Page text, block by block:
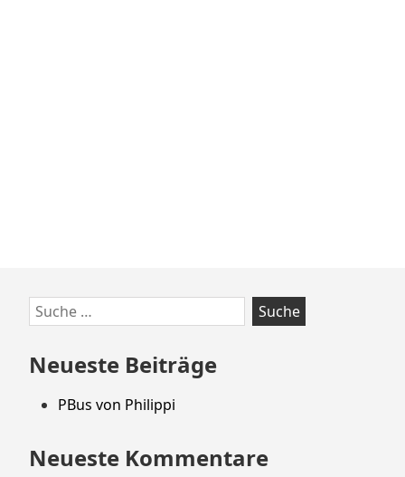
Zum
Footer
springen
Suche
nach:
Neueste Beiträge
PBus von Philippi
Neueste Kommentare